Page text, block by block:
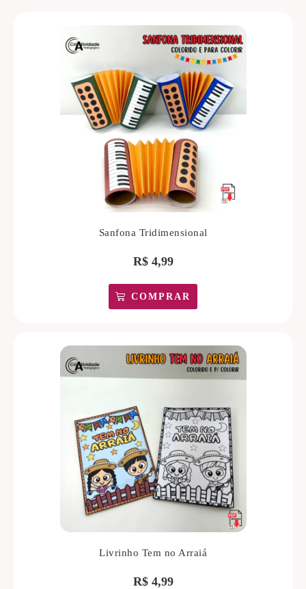
Sanfona Tridimensional
R$4,99
COMPRAR
Livrinho Tem no Arraiá
R$4,99